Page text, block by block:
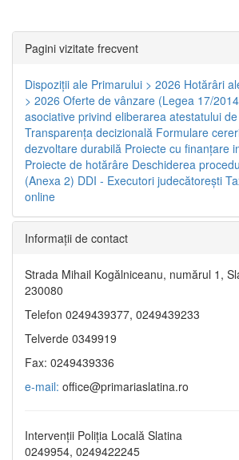
Pagini vizitate frecvent
Dispoziţii ale Primarului > 2026 Hotărâri
> 2026 Oferte de vânzare (Legea 17/
asociative privind eliberarea atestatului
Transparenţa decizională Formulare
dezvoltare durabilă Proiecte cu finanţare
Proiecte de hotărâre Deschiderea
(Anexa 2) DDI - Executori judecătorești
online
Informaţii de contact
Strada Mihail Kogălniceanu, numărul 1,
230080
Telefon 0249439377, 0249439233
Telverde 0349919
Fax: 0249439336
e-mail: office@primariaslatina.ro
Intervenții Poliția Locală Slatina
0249954, 0249422245